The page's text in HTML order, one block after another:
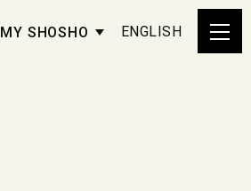
MY SHOSHO ENGLISH